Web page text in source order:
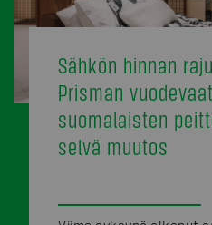
Sähkön hinnan
Prisman
suomalaisten
selvä muutos